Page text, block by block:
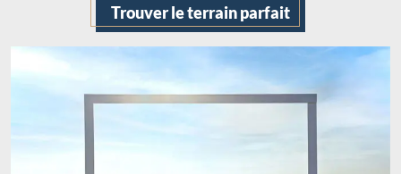
Trouver le terrain parfait